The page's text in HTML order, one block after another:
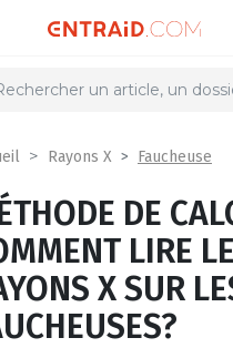
Rayons X Faucheuse
DE
LIRE
X SUR